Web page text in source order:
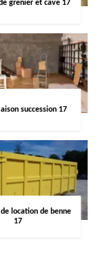
grenier et cave 17
succession 17
location de benne
17